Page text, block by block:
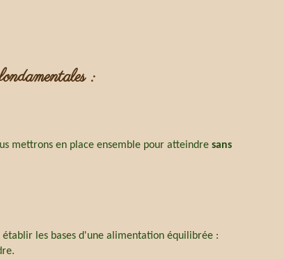
:
mettrons en place ensemble pour atteindre sans
établir les bases d'une alimentation équilibrée :